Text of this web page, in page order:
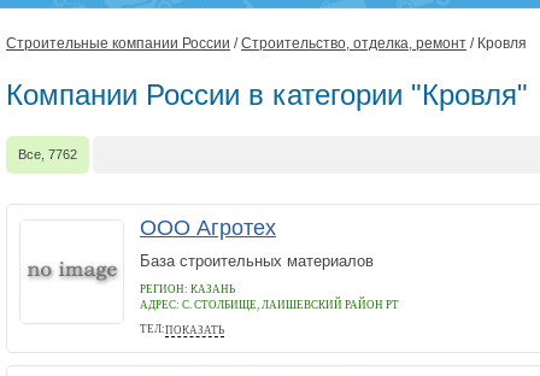
Строительные компании России /Строительство, отделка, ремонт / Кровля
Компании России в категории "Кровля"
Все, 7762
ООО Агротех
База строительных материалов
РЕГИОН: КАЗАНЬ
АДРЕС: С. СТОЛБИЩЕ, ЛАИШЕВСКИЙ РАЙОН РТ
ТЕЛ:ПОКАЗАТЬ
89053105554